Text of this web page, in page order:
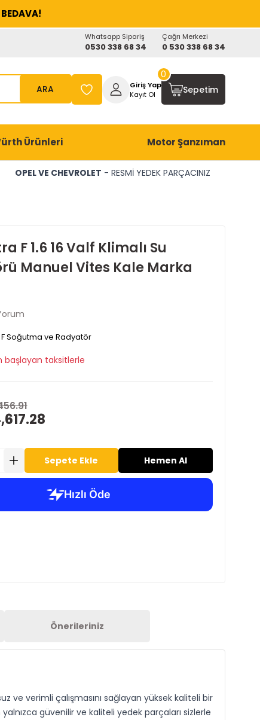
Whatsapp Sipariş
0530 338 68 34
Çağrı Merkezi
0 530 338 68 34
ARA
Giriş Yap
Kayıt Ol
Sepetim
0
Ürünleri Motor Şanzıman
OPEL VE CHEVROLET - RESMİ YEDEK PARÇACINIZ
F 1.6 16 Valf Klimalı Su
Manuel Vites Kale Marka
Soğutma ve Radyatör
başlayan taksitlerle
Sepete Ekle Hemen Al
Önerileriniz
ve verimli çalışmasını sağlayan yüksek kaliteli bir
güvenilir ve kaliteli yedek parçaları sizlerle